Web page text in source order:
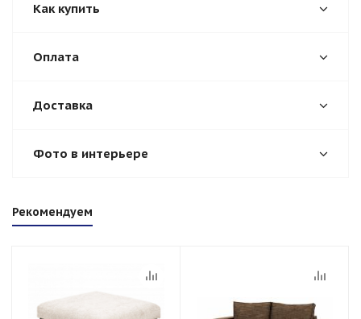
Как купить
Оплата
Доставка
Фото в интерьере
Рекомендуем